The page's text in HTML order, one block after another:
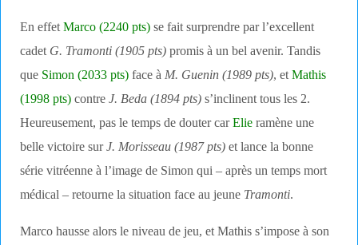
En effetMarco (2240 pts) se fait surprendre par l’excellent
cadetG. Tramonti (1905 pts) promis à un bel avenir. Tandis
que Simon (2033 pts) face àM. Guenin (1989 pts), etMathis
(1998 pts) contreJ. Beda (1894 pts) s’inclinent tous les 2.
Heureusement, pas le temps de douter carElie ramène une
belle victoire surJ. Morisseau (1987 pts) et lance la bonne
série vitréenne à l’image de Simon qui – après un temps mort
médical – retourne la situation face au jeune Tramonti.
Marco hausse alors le niveau de jeu, et Mathis s’impose à son